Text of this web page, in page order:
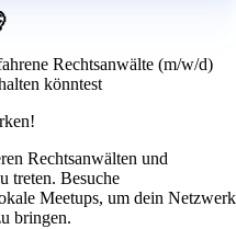
Rechtsanwälte (m/w/d)
könntest
Rechtsanwälten und
treten. Besuche
Meetups, um dein Netzwerk
bringen.